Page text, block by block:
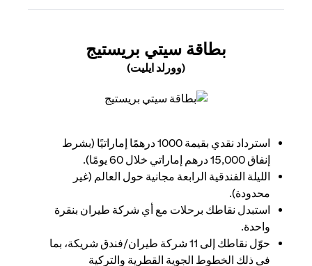
بطاقة سيتي بريستيج
(وورلد ايليت)
استرداد نقدي بقيمة 1000 درهمًا إماراتيًا (بشرط
إنفاق 15,000 درهم إماراتي خلال 60 يومًا).
الليلة الفندقية الرابعة مجانية حول العالم (غير
محدودة).
استبدل نقاطك برحلات مع أي شركة طيران بنقرة
واحدة.
حوّل نقاطك إلى 11 شركة طيران/فندق شريكة، بما
في ذلك الخطوط الجوية القطرية والتركية